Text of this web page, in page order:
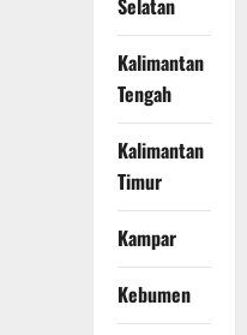
Selatan
Kalimantan
Tengah
Kalimantan
Timur
Kampar
Kebumen